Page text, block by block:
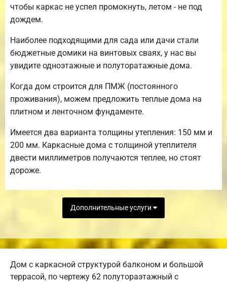
чтобы каркас не успел промокнуть, летом - не под
дождем.
Наиболее подходящими для сада или дачи стали
бюджетные домики на винтовых сваях, у нас вы
увидите одноэтажные и полуторатажные дома.
Когда дом строится для ПМЖ (постоянного
проживания), можем предложить теплые дома на
плитном и ленточном фундаменте.
Имеется два варианта толщины утепления: 150 мм и
200 мм. Каркасные дома с толщиной утеплителя
двести миллиметров получаются теплее, но стоят
дороже.
Дополнительные услуги
Дом с каркасной структурой балконом и большой
террасой, по чертежу 62 полутораэтажный с